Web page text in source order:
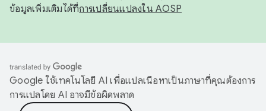
ข้อมูลเพิ่มเติมได้ที่การเปลี่ยนแปลงใน AOSP
Google ใช้เทคโนโลยี AI เพื่อแปลเนื้อหาเป็นภาษาที่คุณต้องการ
การแปลโดย AI อาจมีข้อผิดพลาด